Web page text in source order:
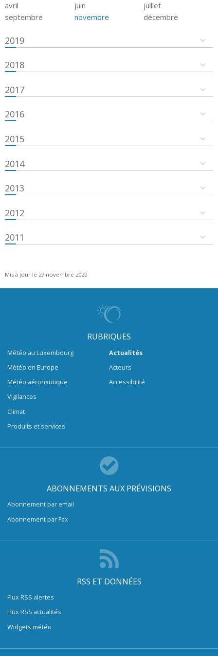
avril
juin
juillet
septembre
novembre décembre
2019
2018
2017
2016
2015
2014
2013
2012
2011
Mis à jour le 27 novembre 2020
RUBRIQUES
Météo au Luxembourg
Météo en Europe
Météo aéronautique
Vigilances
Climat
Produits et services
Actualités
Acteurs
Accessibilité
ABONNEMENTS AUX PRÉVISIONS
Abonnement par email
Abonnement par Fax
RSS ET DONNÉES
Flux RSS alertes
Flux RSS actualités
Widgets météo